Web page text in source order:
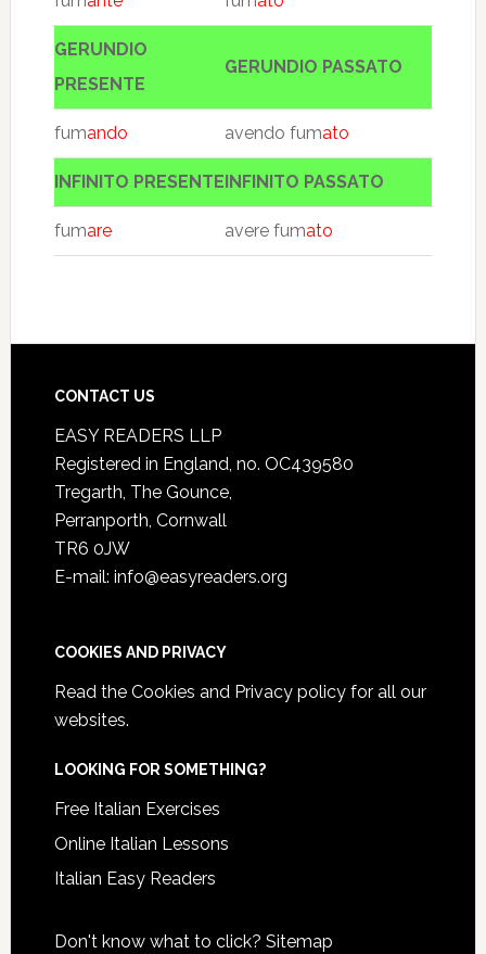
GERUNDIO
PRESENTE
GERUNDIO PASSATO
fumando avendo fumato
INFINITO PRESENTEINFINITO PASSATO
fumare avere fumato
CONTACT US
EASY READERS LLP
Registered in England, no. OC439580
Tregarth, The Gounce,
Perranporth, Cornwall
TR6 0JW
E-mail: info@easyreaders.org
COOKIES AND PRIVACY
Read the Cookies and Privacy policyfor all our
websites.
LOOKING FOR SOMETHING?
Free Italian Exercises
Online Italian Lessons
Italian Easy Readers
Don't know what to click? Sitemap